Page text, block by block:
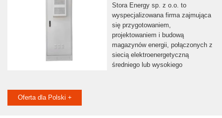
Stora Energy sp. z o.o. to
wyspecjalizowana firma zajmująca
się przygotowaniem,
projektowaniem i budową
magazynów energii, połączonych z
siecią elektroenergetyczną
średniego lub wysokiego
Oferta dla Polski +